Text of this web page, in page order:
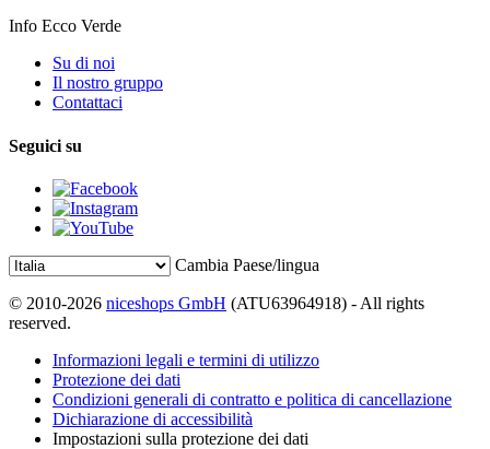
Info Ecco Verde
Su di noi
Il nostro gruppo
Contattaci
Seguici su
Cambia Paese/lingua
© 2010-2026 niceshops GmbH (ATU63964918) - All rights
reserved.
Informazioni legali e termini di utilizzo
Protezione dei dati
Condizioni generali di contratto e politica di cancellazione
Dichiarazione di accessibilità
Impostazioni sulla protezione dei dati